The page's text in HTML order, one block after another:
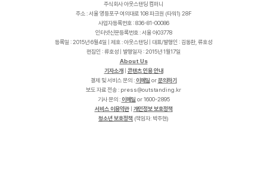
주식회사 아웃스탠딩 컴퍼니
주소 : 서울 영등포구 여의대로 108 파크원 (타워1) 28F
사업자등록번호 : 836-81-00086
인터넷신문등록번호 : 서울 아03778
등록일 : 2015년 6월4일 | 제호 : 아웃스탠딩 | 대표/발행인 : 김동환, 류호성
편집인 : 류호성 | 발행일자 : 2015년 1월17일
About Us
기자소개
콘텐츠 인용 안내
결제 및 서비스 문의 : 이메일 or문의하기
보도 자료 전송 :
r
k
.
g
n
i
d
n
a
t
s
t
u
o
@
s
s
e
r
p
기사 문의 : 이메일 or 1600-2895
서비스 이용약관| 개인정보 보호정책
청소년 보호정책 (책임자: 박주현)